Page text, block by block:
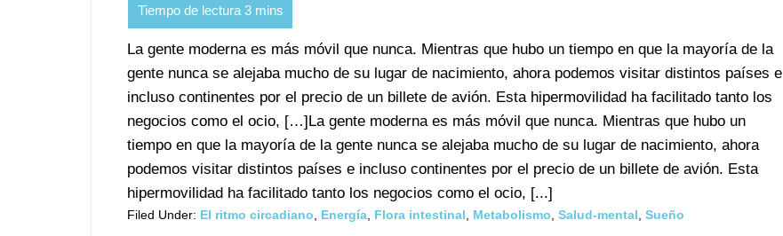
La gente moderna es más móvil que nunca. Mientras que hubo un tiempo en que la mayoría de la
gente nunca se alejaba mucho de su lugar de nacimiento, ahora podemos visitar distintos países e
incluso continentes por el precio de un billete de avión. Esta hipermovilidad ha facilitado tanto los
negocios como el ocio, […]La gente moderna es más móvil que nunca. Mientras que hubo un
tiempo en que la mayoría de la gente nunca se alejaba mucho de su lugar de nacimiento, ahora
podemos visitar distintos países e incluso continentes por el precio de un billete de avión. Esta
hipermovilidad ha facilitado tanto los negocios como el ocio, [...]
Filed Under: El ritmo circadiano Energía Flora intestinal Metabolismo Salud-mental Sueño